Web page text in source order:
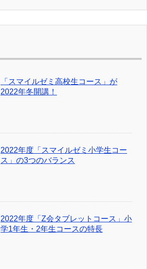
「スマイルゼミ高校生コース」が
2022年冬開講！
2022年度「スマイルゼミ小学生コー
ス」の3つのバランス
2022年度「Z会タブレットコース」小
学1年生・2年生コースの特長